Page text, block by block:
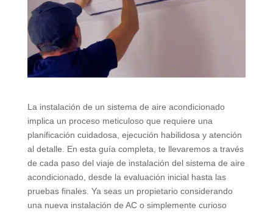
La instalación de un sistema de aire acondicionado
implica un proceso meticuloso que requiere una
planificación cuidadosa, ejecución habilidosa y atención
al detalle. En esta guía completa, te llevaremos a través
de cada paso del viaje de instalación del sistema de aire
acondicionado, desde la evaluación inicial hasta las
pruebas finales. Ya seas un propietario considerando
una nueva instalación de AC o simplemente curioso